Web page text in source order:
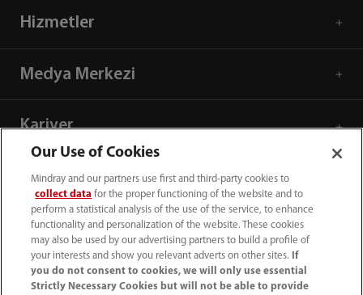
Hizmetler
Medya Merkezi
Kariyer
Hakkımızda
İletişim Bilgileri
Our Use of Cookies
Mindray and our partners use first and third-party cookies to
collect data for the proper functioning of the website and to
perform a statistical analysis of the use of the service, to enhance
functionality and personalization of the website. These cookies
may also be used by our advertising partners to build a profile of
your interests and show you relevant adverts on other sites.
If
you do not consent to cookies, we will only use essential
Strictly Necessary Cookies but will not be able to provide